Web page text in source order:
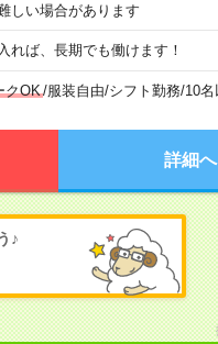
しい場合があります
ば、長期でも働けます！
クOK/服装自由/シフト勤務/10名
詳細へ
♪